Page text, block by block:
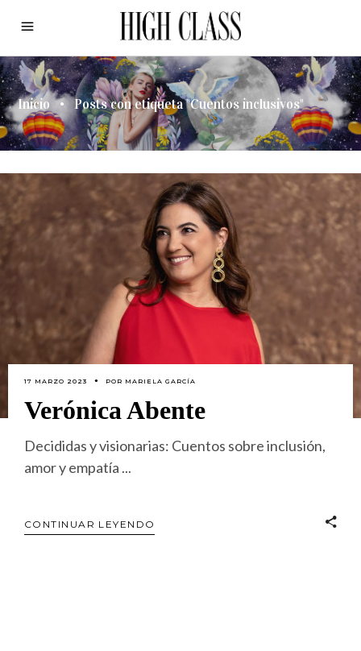
Inicio • Posts con etiqueta "Cuentos inclusivos"
17 MARZO 2023 POR MARIELA GARCÍA
Verónica Abente
Decididas y visionarias: Cuentos sobre inclusión,
amor y empatía
CONTINUAR LEYENDO